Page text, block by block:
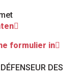
formulier in
DES